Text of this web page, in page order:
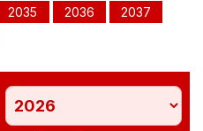
2035 2036
2037